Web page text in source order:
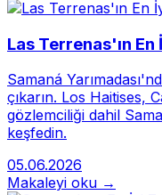
Las Terrenas'ın En
Samaná
çıkarın. Los Haitises,
gözlemciliği dahil
keşfedin.
05.06.2026
Makaleyi oku →